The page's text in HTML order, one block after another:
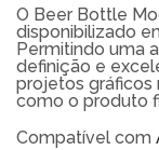
O Beer Bottle
disponibilizado
Permitindo uma
definição e
projetos
como o produto
Compatível com